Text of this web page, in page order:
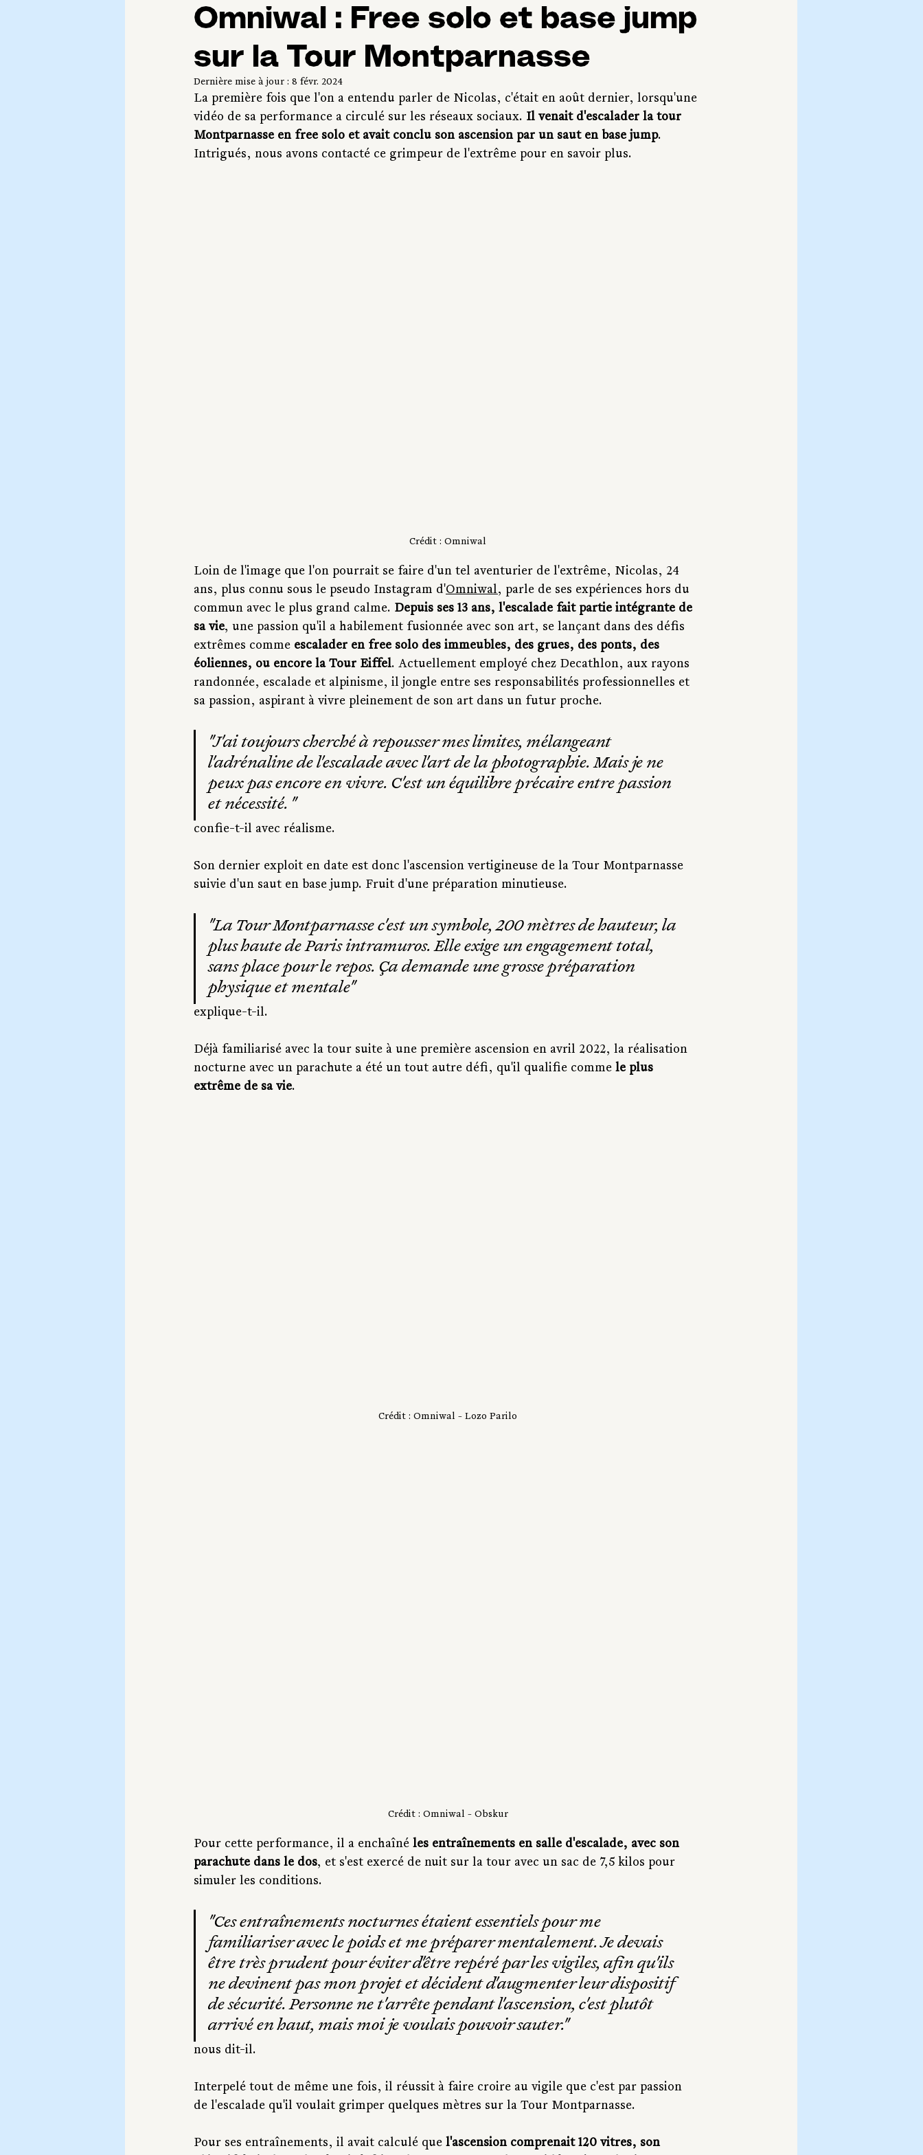
Omniwal : Free solo et base jump
sur la Tour Montparnasse
Dernière mise à jour : 8 févr. 2024
La première fois que l'on a entendu parler de Nicolas, c'était en août dernier, lorsqu'une
vidéo de sa performance a circulé sur les réseaux sociaux. Il venait d'escalader la tour
Montparnasse en free solo et avait conclu son ascension par un saut en base jump.
Intrigués, nous avons contacté ce grimpeur de l'extrême pour en savoir plus.
Crédit : Omniwal
Loin de l'image que l'on pourrait se faire d'un tel aventurier de l'extrême, Nicolas, 24
ans, plus connu sous le pseudo Instagram d'Omniwal, parle de ses expériences hors du
commun avec le plus grand calme. Depuis ses 13 ans, l'escalade fait partie intégrante de
sa vie, une passion qu'il a habilement fusionnée avec son art, se lançant dans des défis
extrêmes comme escalader en free solo des immeubles, des grues, des ponts, des
éoliennes, ou encore la Tour Eiffel. Actuellement employé chez Decathlon, aux rayons
randonnée, escalade et alpinisme, il jongle entre ses responsabilités professionnelles et
sa passion, aspirant à vivre pleinement de son art dans un futur proche.
"J'ai toujours cherché à repousser mes limites, mélangeant
l'adrénaline de l'escalade avec l'art de la photographie. Mais je ne
peux pas encore en vivre. C'est un équilibre précaire entre passion
et nécessité. "
confie-t-il avec réalisme.
Son dernier exploit en date est donc l'ascension vertigineuse de la Tour Montparnasse
suivie d'un saut en base jump. Fruit d'une préparation minutieuse.
"La Tour Montparnasse c'est un symbole, 200 mètres de hauteur, la
plus haute de Paris intramuros. Elle exige un engagement total,
sans place pour le repos. Ça demande une grosse préparation
physique et mentale"
explique-t-il.
Déjà familiarisé avec la tour suite à une première ascension en avril 2022, la réalisation
nocturne avec un parachute a été un tout autre défi, qu'il qualifie comme le plus
extrême de sa vie.
Crédit : Omniwal - Lozo Parilo
Crédit : Omniwal - Obskur
Pour cette performance, il a enchaîné les entraînements en salle d'escalade, avec son
parachute dans le dos, et s'est exercé de nuit sur la tour avec un sac de 7,5 kilos pour
simuler les conditions.
"Ces entraînements nocturnes étaient essentiels pour me
familiariser avec le poids et me préparer mentalement. Je devais
être très prudent pour éviter d'être repéré par les vigiles, afin qu'ils
ne devinent pas mon projet et décident d'augmenter leur dispositif
de sécurité. Personne ne t'arrête pendant l'ascension, c'est plutôt
arrivé en haut, mais moi je voulais pouvoir sauter."
nous dit-il.
Interpelé tout de même une fois, il réussit à faire croire au vigile que c'est par passion
de l'escalade qu'il voulait grimper quelques mètres sur la Tour Montparnasse.
Pour ses entraînements, il avait calculé que l'ascension comprenait 120 vitres, son